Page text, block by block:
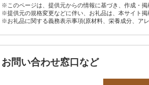
※このページは、提供元からの情報に基づき、作成・掲
※提供元の規格変更などに伴い、お礼品は、本サイト
※お礼品に関する義務表示事項(原材料、栄養成分、ア
お問い合わせ窓口など